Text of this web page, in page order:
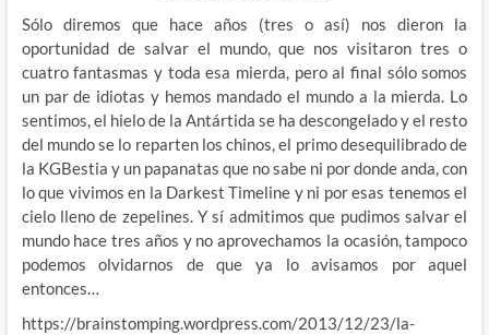
Sólo diremos que hace años (tres o así) nos dieron la
oportunidad de salvar el mundo, que nos visitaron tres o
cuatro fantasmas y toda esa mierda, pero al final sólo somos
un par de idiotas y hemos mandado el mundo a la mierda. Lo
sentimos, el hielo de la Antártida se ha descongelado y el resto
del mundo se lo reparten los chinos, el primo desequilibrado de
la KGBestia y un papanatas que no sabe ni por donde anda, con
lo que vivimos en la Darkest Timeline y ni por esas tenemos el
cielo lleno de zepelines. Y sí admitimos que pudimos salvar el
mundo hace tres años y no aprovechamos la ocasión, tampoco
podemos olvidarnos de que ya lo avisamos por aquel
entonces…
https://brainstomping.wordpress.com/2013/12/23/la-